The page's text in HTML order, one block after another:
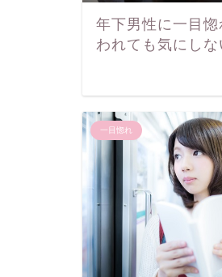
年下男性に一目
われても気にしな
一目惚れ